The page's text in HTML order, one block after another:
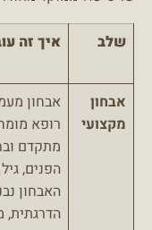
שלב איך זה
אבחון
מקצועי
אבחון
רופא
מתקדם
הפנים,
האבחון
הדרגתית,